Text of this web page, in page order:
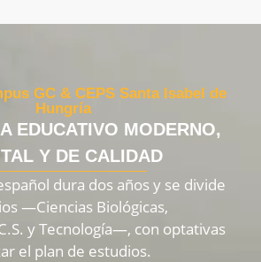
GC & CEPS Santa Isabel de
Hungría
EDUCATIVO MODERNO,
Y DE CALIDAD
dura dos años y se divide
—Ciencias Biológicas,
y Tecnología—, con optativas
el plan de estudios.